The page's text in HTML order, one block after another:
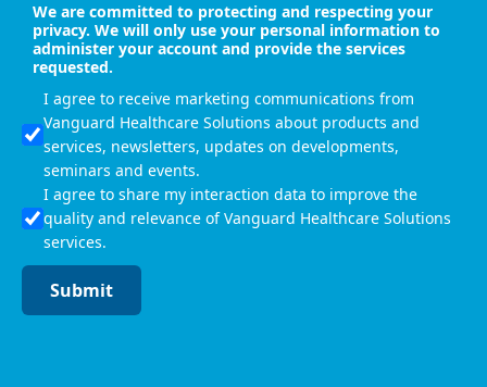
We are committed to protecting and respecting your
privacy. We will only use your personal information to
administer your account and provide the services
requested.
I agree to receive marketing communications from
Vanguard Healthcare Solutions about products and
services, newsletters, updates on developments,
seminars and events.
I agree to share my interaction data to improve the
quality and relevance of Vanguard Healthcare Solutions
services.
Submit